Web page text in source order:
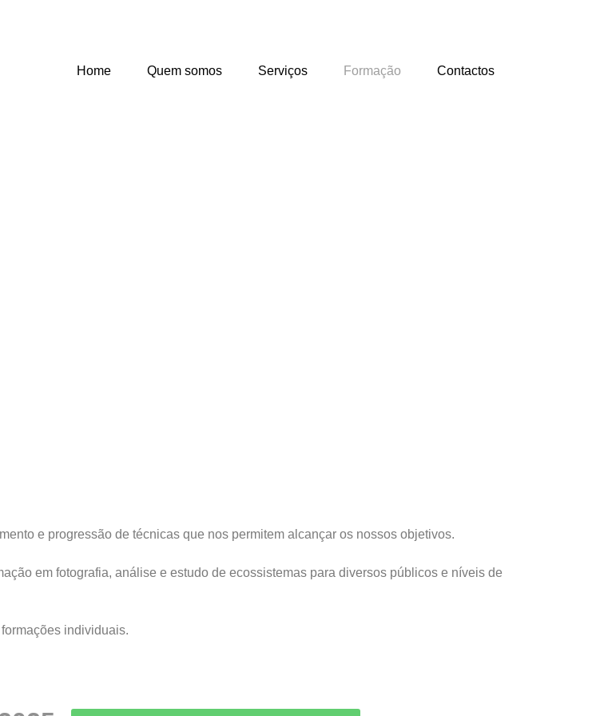
Home Quem somos Serviços Formação Contactos
e progressão de técnicas que nos permitem alcançar os nossos objetivos.
em fotografia, análise e estudo de ecossistemas para diversos públicos e níveis de
individuais.